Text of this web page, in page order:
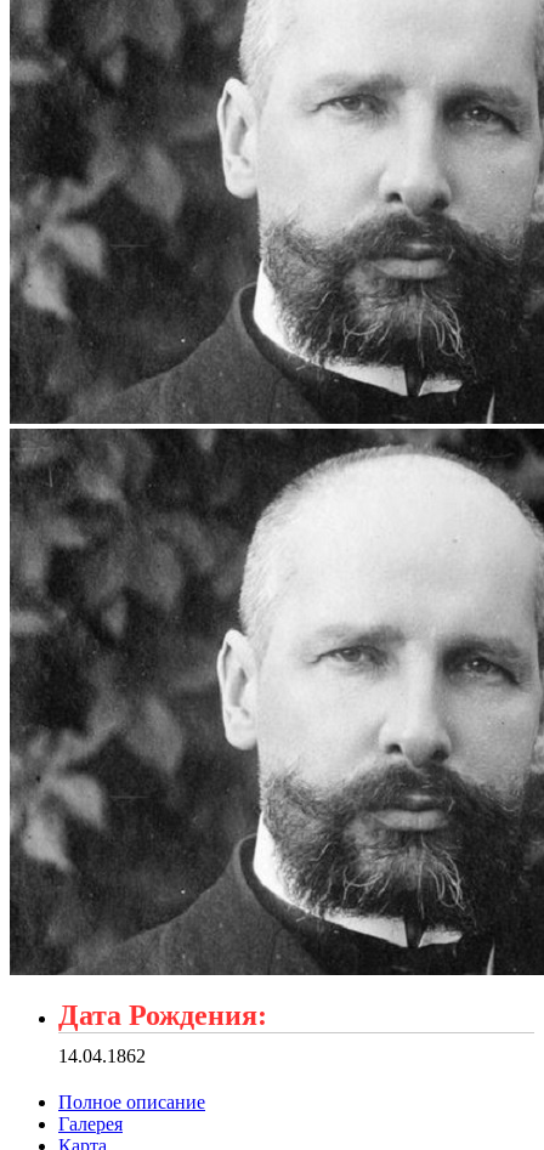
Дата Рождения:
14.04.1862
Полное описание
Галерея
Карта